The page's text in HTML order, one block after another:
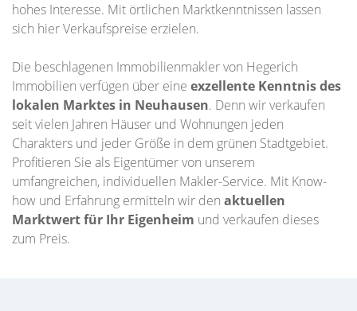
hohes Interesse. Mit örtlichen Marktkenntnissen lassen
sich hier Verkaufspreise erzielen.
Die beschlagenen Immobilienmakler von Hegerich
Immobilien verfügen über eine exzellente Kenntnis des
lokalen Marktes in Neuhausen. Denn wir verkaufen
seit vielen Jahren Häuser und Wohnungen jeden
Charakters und jeder Größe in dem grünen Stadtgebiet.
Profitieren Sie als Eigentümer von unserem
umfangreichen, individuellen Makler-Service. Mit Know-
how und Erfahrung ermitteln wir den aktuellen
Marktwert für Ihr Eigenheim und verkaufen dieses
zum Preis.